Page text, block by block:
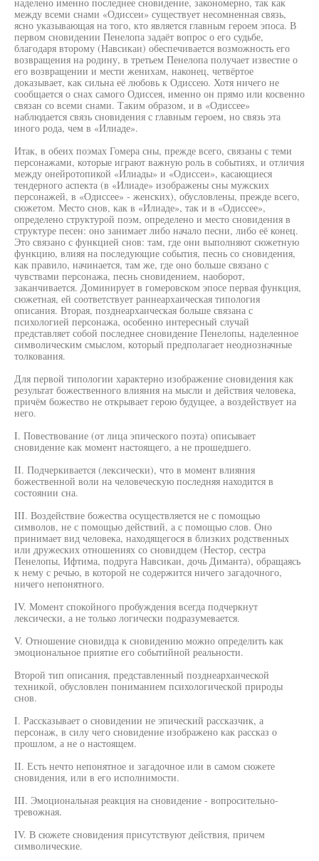
между всеми снами «Одиссеи» существует несомненная связь,
ясно указывающая на того, кто является главным героем эпоса. В
первом сновидении Пенелопа задаёт вопрос о его судьбе,
благодаря второму (Навсикаи) обеспечивается возможность его
возвращения на родину, в третьем Пенелопа получает известие о
его возвращении и мести женихам, наконец, четвёртое
доказывает, как сильна её любовь к Одиссею. Хотя ничего не
сообщается о снах самого Одиссея, именно он прямо или косвенно
связан со всеми снами. Таким образом, и в «Одиссее»
наблюдается связь сновидения с главным героем, но связь эта
иного рода, чем в «Илиаде».
Итак, в обеих поэмах Гомера сны, прежде всего, связаны с теми
персонажами, которые играют важную роль в событиях, и отличия
между онейротопикой «Илиады» и «Одиссеи», касающиеся
тендерного аспекта (в «Илиаде» изображены сны мужских
персонажей, в «Одиссее» - женских), обусловлены, прежде всего,
сюжетом. Место снов, как в «Илиаде», так и в «Одиссее»,
определено структурой поэм, определено и место сновидения в
структуре песен: оно занимает либо начало песни, либо её конец.
Это связано с функцией снов: там, где они выполняют сюжетную
функцию, влияя на последующие события, песнь со сновидения,
как правило, начинается, там же, где оно больше связано с
чувствами персонажа, песнь сновидением, наоборот,
заканчивается. Доминирует в гомеровском эпосе первая функция,
сюжетная, ей соответствует раннеархаическая типология
описания. Вторая, позднеархаическая больше связана с
психологией персонажа, особенно интересный случай
представляет собой последнее сновидение Пенелопы, наделенное
символическим смыслом, который предполагает неоднозначные
толкования.
Для первой типологии характерно изображение сновидения как
результат божественного влияния на мысли и действия человека,
причём божество не открывает герою будущее, а воздействует на
него.
I. Повествование (от лица эпического поэта) описывает
сновидение как момент настоящего, а не прошедшего.
II. Подчеркивается (лексически), что в момент влияния
божественной воли на человеческую последняя находится в
состоянии сна.
III. Воздействие божества осуществляется не с помощью
символов, не с помощью действий, а с помощью слов. Оно
принимает вид человека, находящегося в близких родственных
или дружеских отношениях со сновидцем (Нестор, сестра
Пенелопы, Ифтима, подруга Навсикаи, дочь Диманта), обращаясь
к нему с речью, в которой не содержится ничего загадочного,
ничего непонятного.
IV. Момент спокойного пробуждения всегда подчеркнут
лексически, а не только логически подразумевается.
V. Отношение сновидца к сновидению можно определить как
эмоциональное приятие его событийной реальности.
Второй тип описания, представленный позднеархаической
техникой, обусловлен пониманием психологической природы
снов.
I. Рассказывает о сновидении не эпический рассказчик, а
персонаж, в силу чего сновидение изображено как рассказ о
прошлом, а не о настоящем.
II. Есть нечто непонятное и загадочное или в самом сюжете
сновидения, или в его исполнимости.
III. Эмоциональная реакция на сновидение - вопросительно-
тревожная.
IV. В сюжете сновидения присутствуют действия, причем
символические.